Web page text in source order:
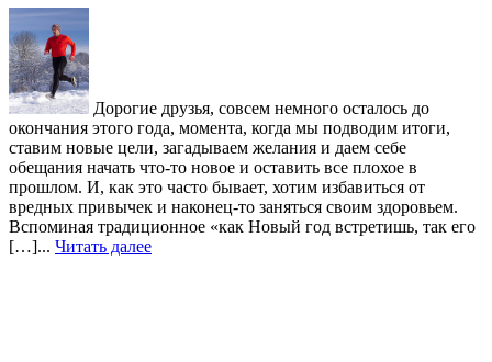
Дорогие друзья, совсем немного осталось до
окончания этого года, момента, когда мы подводим итоги,
ставим новые цели, загадываем желания и даем себе
обещания начать что-то новое и оставить все плохое в
прошлом. И, как это часто бывает, хотим избавиться от
вредных привычек и наконец-то заняться своим здоровьем.
Вспоминая традиционное «как Новый год встретишь, так его
[…]... Читать далее